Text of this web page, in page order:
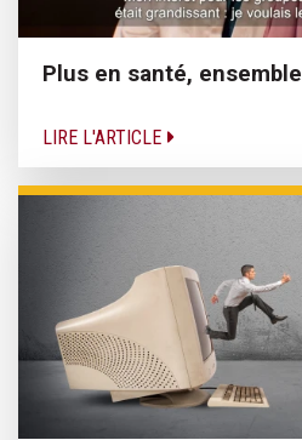
Plus en santé, ensemble
LIRE L'ARTICLE